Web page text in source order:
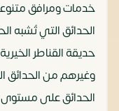
خدمات ومرافق
الحدائق التي تُشبه
حديقة القناطر
وغيرهم من الحدائق
الحدائق على مستوى